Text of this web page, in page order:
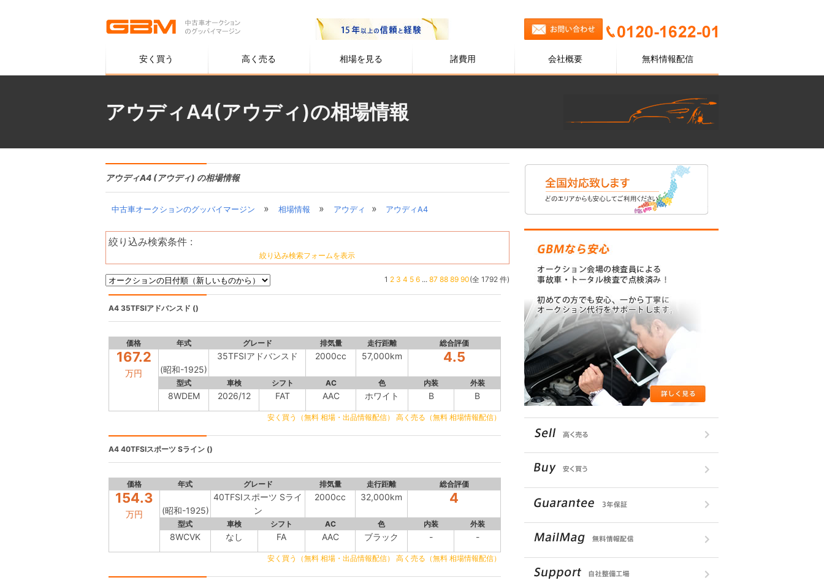
安く買う 高く売る 相場を見る 諸費用 会社概要 無料情報配信
アウディA4(アウディ)の相場情報
アウディA4 (アウディ) の相場情報
中古車オークションのグッバイマージン » 相場情報 » アウディ » アウディA4
絞り込み検索条件 :
絞り込み検索フォームを表示
1 2 3 4 5 6... 87 88 89 90(全 1792 件)
A4 35TFSIアドバンスド ()
価格 年式 グレード 排気量 走行距離 総合評価
167.2
万円 (昭和-1925)
35TFSIアドバンスド 2000cc 57,000km 4.5
型式 車検 シフト AC 色 内装 外装
8WDEM 2026/12 FAT AAC ホワイト B B
安く買う（無料 相場・出品情報配信） 高く売る（無料 相場情報配信）
A4 40TFSIスポーツ Sライン ()
価格 年式 グレード 排気量 走行距離 総合評価
154.3
万円 (昭和-1925)
40TFSIスポーツ Sライ
ン
2000cc 32,000km 4
型式 車検 シフト AC 色 内装 外装
8WCVK なし FA AAC ブラック - -
安く買う（無料 相場・出品情報配信） 高く売る（無料 相場情報配信）